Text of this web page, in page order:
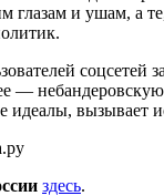
глазам и ушам, а
соцсетей
—
идеалы, вызывает
здесь.